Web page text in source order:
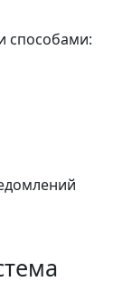
способами: